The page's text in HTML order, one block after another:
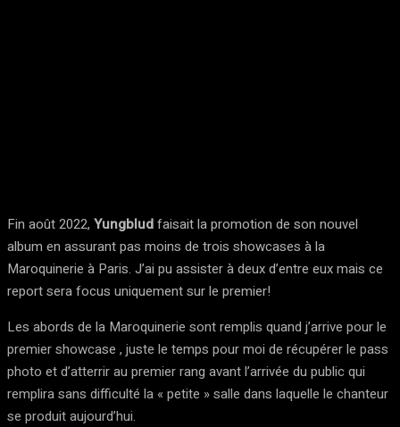
Fin août 2022, Yungbludfaisait la promotion de son nouvel
album en assurant pas moins de trois showcases à la
Maroquinerie à Paris. J’ai pu assister à deux d’entre eux mais ce
report sera focus uniquement sur le premier!
Les abords de la Maroquinerie sont remplis quand j’arrive pour le
premier showcase , juste le temps pour moi de récupérer le pass
photo et d’atterrir au premier rang avant l’arrivée du public qui
remplira sans difficulté la « petite » salle dans laquelle le chanteur
se produit aujourd’hui.